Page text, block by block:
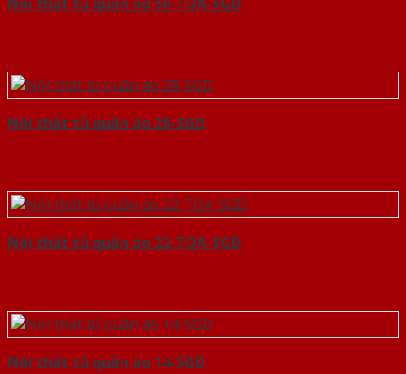
Nội thất tủ quần áo 28-SGD
Nội thất tủ quần áo 22-TQA-SGD
Nội thất tủ quần áo 14-SGD